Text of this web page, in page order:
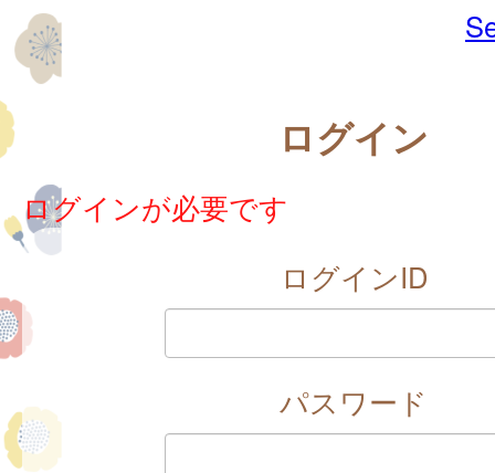
ログイン
ログインが必要です
ログインID
パスワード